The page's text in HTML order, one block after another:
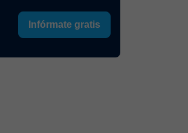
Infórmate gratis